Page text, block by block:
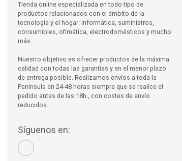
Tienda online especializada en todo tipo de
productos relacionados con el ámbito de la
tecnología y el hogar: informática, suministros,
consumibles, ofimática, electrodomésticos y mucho
más.
Nuestro objetivo es ofrecer productos de la máxima
calidad con todas las garantías y en el menor plazo
de entrega posible. Realizamos envíos a toda la
Península en 24-48 horas siempre que se realice el
pedido antes de las 18h., con costes de envío
reducidos.
Síguenos en: